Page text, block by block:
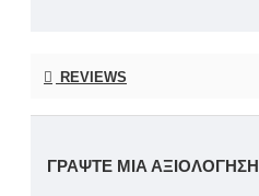
REVIEWS
ΓΡΆΨΤΕ ΜΙΑ ΑΞΙΟΛΌΓΗΣΗ